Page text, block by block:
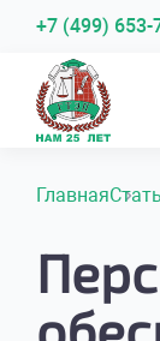
+7 (499) 653-
Главная